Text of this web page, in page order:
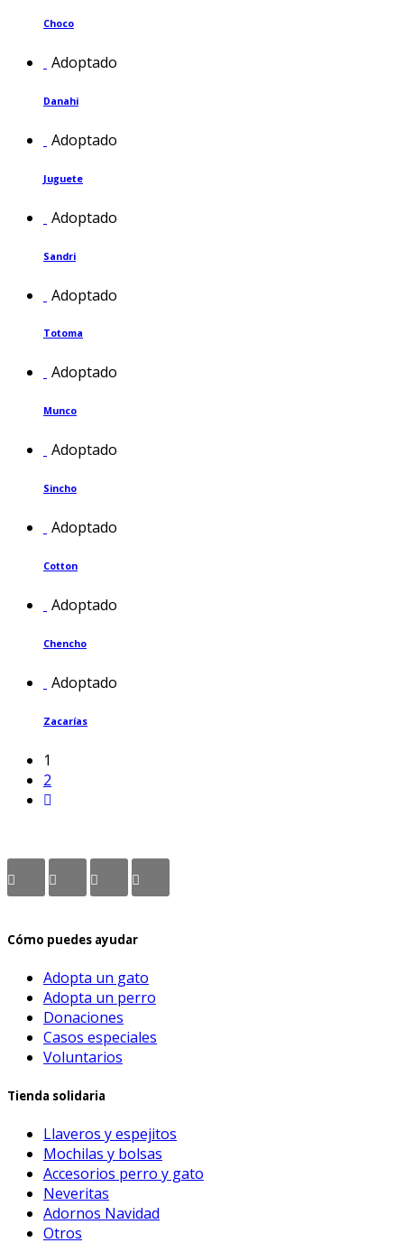
Choco
Adoptado
Danahi
Adoptado
Juguete
Adoptado
Sandri
Adoptado
Totoma
Adoptado
Munco
Adoptado
Sincho
Adoptado
Cotton
Adoptado
Chencho
Adoptado
Zacarías
1
2
Cómo puedes ayudar
Adopta un gato
Adopta un perro
Donaciones
Casos especiales
Voluntarios
Tienda solidaria
Llaveros y espejitos
Mochilas y bolsas
Accesorios perro y gato
Neveritas
Adornos Navidad
Otros